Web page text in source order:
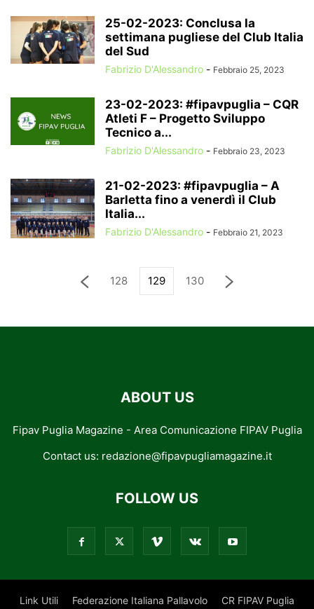
25-02-2023: Conclusa la
settimana pugliese del Club Italia
del Sud
Fabrizio D'Alessandro - Febbraio 25, 2023
23-02-2023: #fipavpuglia – CQR
Atleti F – Progetto Sviluppo
Tecnico a...
Fabrizio D'Alessandro - Febbraio 23, 2023
21-02-2023: #fipavpuglia – A
Barletta fino a venerdì il Club
Italia...
Fabrizio D'Alessandro - Febbraio 21, 2023
128 129 130
ABOUT US
Fipav Puglia Magazine - Area Comunicazione FIPAV Puglia
Contact us: redazione@fipavpugliamagazine.it
FOLLOW US
Link Utili Federazione Italiana Pallavolo CR FIPAV Puglia